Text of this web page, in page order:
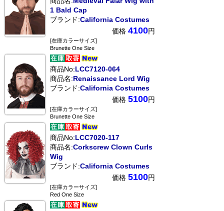
1 Bald Cap
ブランド:California Costumes
価格 4100円
[在庫カラーサイズ]
Brunette One Size
商品No:LCC7120-064
商品名:Renaissance Lord Wig
ブランド:California Costumes
価格 5100円
[在庫カラーサイズ]
Brunette One Size
商品No:LCC7020-117
商品名:Corkscrew Clown Curls
Wig
ブランド:California Costumes
価格 5100円
[在庫カラーサイズ]
Red One Size